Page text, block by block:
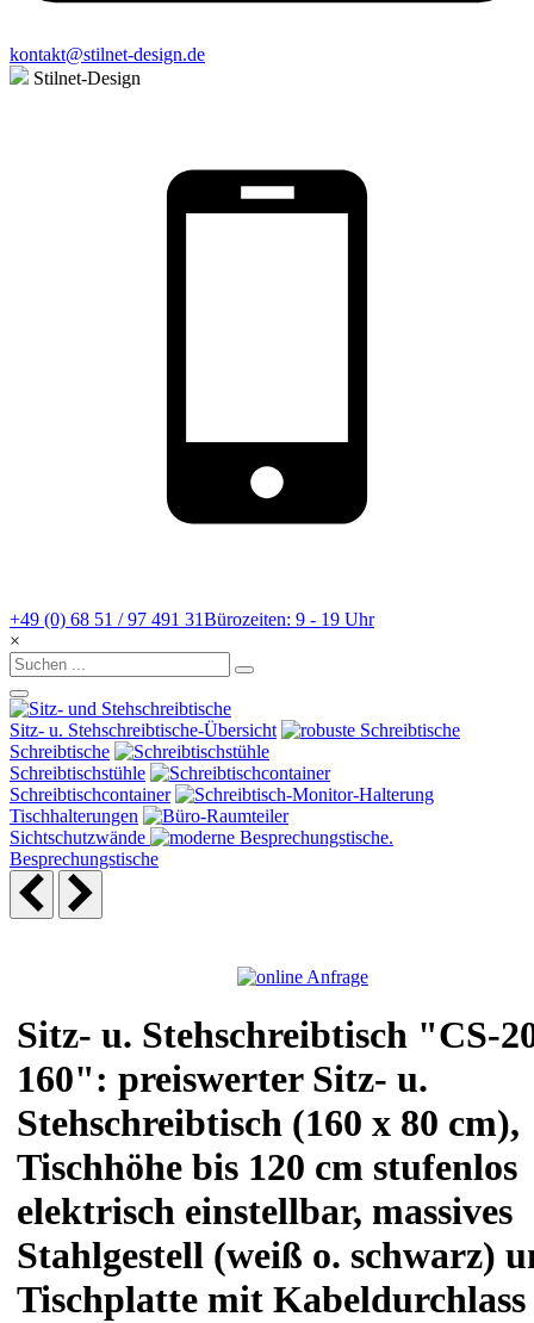
kontakt@stilnet-design.de
Stilnet-Design
+49 (0) 68 51 / 97 491 31Bürozeiten: 9 - 19 Uhr
×
Sitz- u. Stehschreibtische-Übersicht
Schreibtische
Schreibtischstühle
Schreibtischcontainer
Tischhalterungen
Sichtschutzwände
Besprechungstische
Sitz- u. Stehschreibtisch "CS-
160": preiswerter Sitz- u.
Stehschreibtisch (160 x 80 cm),
Tischhöhe bis 120 cm stufenlos
elektrisch einstellbar, massives
Stahlgestell (weiß o. schwarz)
Tischplatte mit Kabeldurchlass